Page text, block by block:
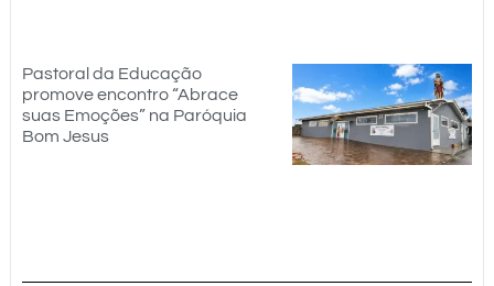
Pastoral da Educação
promove encontro “Abrace
suas Emoções” na Paróquia
Bom Jesus